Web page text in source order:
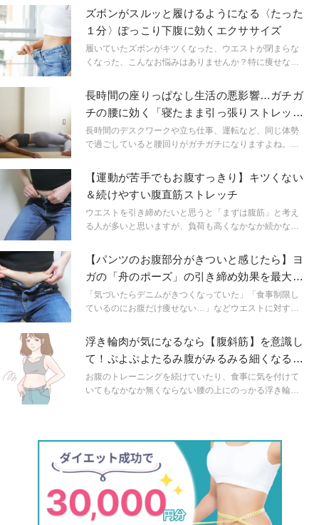
ズボンがスルッと履けるようになる〈たった
１分〉ぽっこり下腹に効くエクササイズ
履いていたズボンがキツくなった、ウエストが閉まらな
くなった、こんなお悩みはありませんか？特に痩せなく
の合間にできるエクサを紹介します。コツコツ取り組ん
で下っ腹痩せを目指しましょう！
長時間の座りっぱなし生活の悪影響…ガチガ
チの腰に効く「寝たまま引っ張りストレッ
チ」
長時間のデスクワークや立ち仕事、運転など、同じ体勢
で過ごしていると腰回りがガチガチになりますよね。今
チをご紹介。腰からウエストラインにかけて心地よく伸
びて、体の動きも軽やかになります。
【運動が苦手でもお腹すっきり】キツくない
＆続けやすい腹直筋ストレッチ
ウエストを引き締めたいと思うと「まずは腹筋」と考え
る人が多いと思いますが、負荷も高くなかなか続かな
レッチも有効なんです！今回はお腹痩せに効果的な腹直
筋ストレッチのやり方をご紹介します。
【パンツのお腹部分がきついと感じたら】ヨ
ガの「舟のポーズ」の引き締め効果を最大
に！ねじりエクサ
「気づいたらデニムがきつくなっていた」「食事制限し
ているのにお腹だけ痩せない…」などウエストに対する
そこで今回は、ヨガポーズをアレンジしたウエストの引
き締めに効果的なエクササイズをご紹介いたします。
浮き輪肉が気になるなら【腹斜筋】を意識し
て！ぷよぷよたるみ腹がみるみる細くなるヨ
ガエクサ
お腹のトレーニングを続けていたり、食事に気を付けて
いてもなかなか無くならない腰の上にのっかる浮き輪